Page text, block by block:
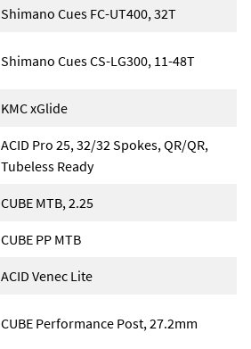
Shimano Cues FC-UT400, 32T
Shimano Cues CS-LG300, 11-48T
KMC xGlide
ACID Pro 25, 32/32 Spokes, QR/QR,
Tubeless Ready
CUBE MTB, 2.25
CUBE PP MTB
ACID Venec Lite
CUBE Performance Post, 27.2mm